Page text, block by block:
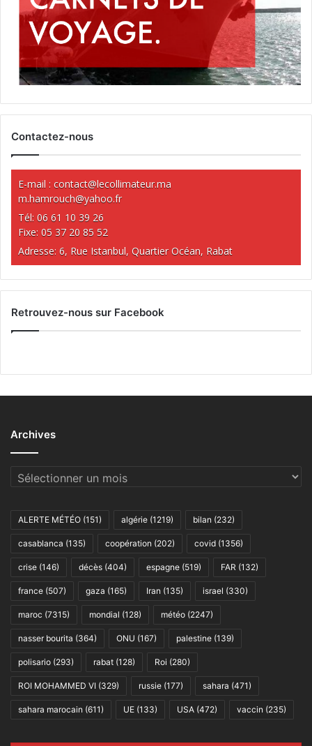
Contactez-nous
E-mail : contact@lecollimateur.ma
m.hamrouch@yahoo.fr
Tél: 06 61 10 39 26
Fixe: 05 37 20 85 52
Adresse: 6, Rue Istanbul, Quartier Océan, Rabat
Retrouvez-nous sur Facebook
Archives
Archives
ALERTE MÉTÉO (151) algérie (1219) bilan (232)
casablanca (135) coopération (202) covid (1356)
crise (146) décès (404) espagne (519) FAR (132)
france (507) gaza (165) Iran (135) israel (330)
maroc (7315) mondial (128) météo (2247)
nasser bourita (364) ONU (167) palestine (139)
polisario (293) rabat (128) Roi (280)
ROI MOHAMMED VI (329) russie (177) sahara (471)
sahara marocain (611) UE (133) USA (472) vaccin (235)